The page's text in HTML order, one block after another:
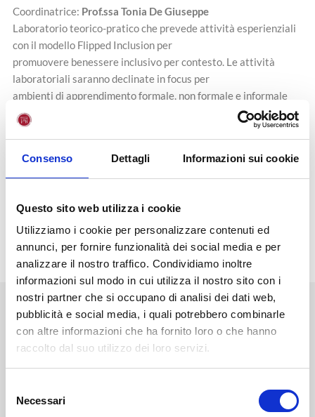
Consenso Dettagli Informazioni sui cookie
Questo sito web utilizza i cookie
Utilizziamo i cookie per personalizzare contenuti ed
annunci, per fornire funzionalità dei social media e per
analizzare il nostro traffico. Condividiamo inoltre
informazioni sul modo in cui utilizza il nostro sito con i
nostri partner che si occupano di analisi dei dati web,
pubblicità e social media, i quali potrebbero combinarle
con altre informazioni che ha fornito loro o che hanno
raccolto dal suo utilizzo dei loro servizi.
Necessari
Coordinatrice: Prof.ssa Tonia De Giuseppe
Laboratorio teorico-pratico che prevede attività esperienziali
con il modello Flipped Inclusion per
promuovere benessere inclusivo per contesto. Le attività
laboratoriali saranno declinate in focus per
ambienti di apprendimento formale, non formale e informale
Destinatari: studenti, giovani e adulti.
Partecipazione a numero programmato.
Adesione gratuita obbligatoria inviando una mail a
PROGRAMMA
NEWS STAMPA EVENTI BLOG